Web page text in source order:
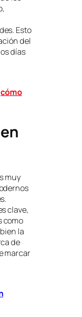
Esto
del
días
cómo
muy
clave,
como
la
de
marcar